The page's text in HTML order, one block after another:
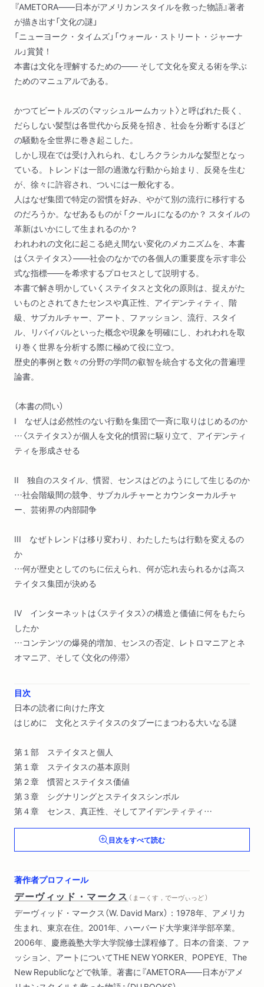
『AMETORA――日本がアメリカンスタイルを救った物語』著者
が描き出す「文化の謎」
「ニューヨーク・タイムズ」「ウォール・ストリート・ジャーナ
ル」賞賛！
本書は文化を理解するための―― そして文化を変える術を学ぶ
ためのマニュアルである。
かつてビートルズの〈マッシュルームカット〉と呼ばれた長く、
だらしない髪型は各世代から反発を招き、社会を分断するほど
の騒動を全世界に巻き起こした。
しかし現在では受け入れられ、むしろクラシカルな髪型となっ
ている。トレンドは一部の過激な行動から始まり、反発を生む
が、徐々に許容され、ついには一般化する。
人はなぜ集団で特定の習慣を好み、やがて別の流行に移行する
のだろうか。なぜあるものが 「クール」になるのか？ スタイルの
革新はいかにして生まれるのか？
われわれの文化に起こる絶え間ない変化のメカニズムを、本書
は〈ステイタス〉――社会のなかでの各個人の重要度を示す非公
式な指標――を希求するプロセスとして説明する。
本書で解き明かしていくステイタスと文化の原則は、捉えがた
いものとされてきたセンスや真正性、アイデンティティ、階
級、サブカルチャー、アート、ファッション、流行、スタイ
ル、リバイバルといった概念や現象を明確にし、われわれを取
り巻く世界を分析する際に極めて役に立つ。
歴史的事例と数々の分野の学問の叡智を統合する文化の普遍理
論書。
（本書の問い）
I なぜ人は必然性のない行動を集団で一斉に取りはじめるのか
…〈ステイタス〉が個人を文化的慣習に駆り立て、アイデンティ
ティを形成させる
II 独自のスタイル、慣習、センスはどのようにして生じるのか
…社会階級間の競争、サブカルチャーとカウンターカルチャ
ー、芸術界の内部闘争
III なぜトレンドは移り変わり、わたしたちは行動を変えるの
か
…何が歴史としてのちに伝えられ、何が忘れ去られるかは高ス
テイタス集団が決める
IV インターネットは〈ステイタス〉の構造と価値に何をもたら
したか
…コンテンツの爆発的増加、センスの否定、レトロマニアとネ
オマニア、そして〈文化の停滞〉
目次
日本の読者に向けた序文
はじめに 文化とステイタスのタブーにまつわる大いなる謎
第１部 ステイタスと個人
第１章 ステイタスの基本原則
第２章 慣習とステイタス価値
第３章 シグナリングとステイタスシンボル
第４章 センス、真正性、そしてアイデンティティ
第２部 ステイタスと創造性
第５章 階級と感性
第７章 芸術
第３部 ステイタスと文化の変化
第８章 流行のサイクル
第９章 歴史と連続性
第４部 二十一世紀のステイタスと文化
目次をすべて読む
著作者プロフィール
デーヴィッド・マークス （ まーくす，でーヴぃっど ）
デーヴィッド・マークス（W. David Marx）：1978年、アメリカ
生まれ、東京在住。2001年、ハーバード大学東洋学部卒業。
2006年、慶應義塾大学大学院修士課程修了。日本の音楽、ファ
ッション、アートについてTHE NEW YORKER、POPEYE、The
New Republicなどで執筆。著書に『AMETORA――日本がアメ